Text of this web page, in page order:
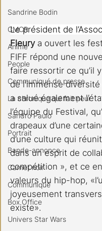
Sandrine Bodin
CMCR
Anime
People
Communiqué de presse
La chronique qui fait peur
Sandro Paulo
Portrait
Bande-annonce
Carnet noir
Communiqué
Box Office
Univers Star Wars
Le président de
Fleury a ouvert les
FIFF répond une
faire ressortir ce qu’il
de l’immense
a salué également
l’équipe du Festival,
drapeaux d’une
d’une culture qui
dans un esprit de
compétition », et ce
valeurs du hip-hop,
joyeusement
existe».